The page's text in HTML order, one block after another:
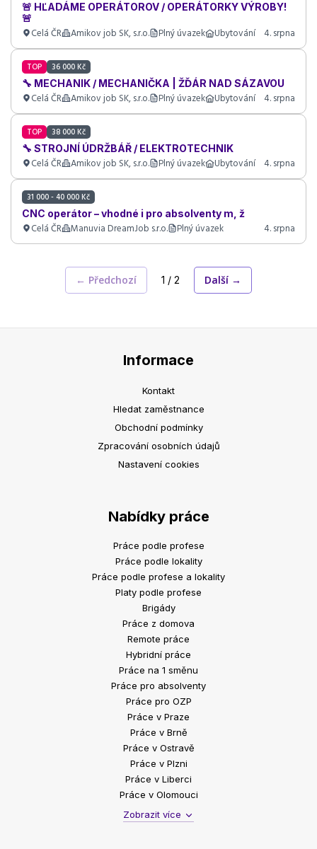
🚨 HĽADÁME OPERÁTOROV / OPERÁTORKY VÝROBY!
🚨
Celá ČR Amikov job SK, s.r.o. Plný úvazek Ubytování 4. srpna
TOP 36 000 Kč
🔧 MECHANIK / MECHANIČKA | ŽĎÁR NAD SÁZAVOU
Celá ČR Amikov job SK, s.r.o. Plný úvazek Ubytování 4. srpna
TOP 38 000 Kč
🔧 STROJNÍ ÚDRŽBÁŘ / ELEKTROTECHNIK
Celá ČR Amikov job SK, s.r.o. Plný úvazek Ubytování 4. srpna
31 000 - 40 000 Kč
CNC operátor – vhodné i pro absolventy m, ž
Celá ČR Manuvia DreamJob s.r.o. Plný úvazek 4. srpna
← Předchozí 1 / 2 Další →
Informace
Kontakt
Hledat zaměstnance
Obchodní podmínky
Zpracování osobních údajů
Nastavení cookies
Nabídky práce
Práce podle profese
Práce podle lokality
Práce podle profese a lokality
Platy podle profese
Brigády
Práce z domova
Remote práce
Hybridní práce
Práce na 1 směnu
Práce pro absolventy
Práce pro OZP
Práce v Praze
Práce v Brně
Práce v Ostravě
Práce v Plzni
Práce v Liberci
Práce v Olomouci
Zobrazit více